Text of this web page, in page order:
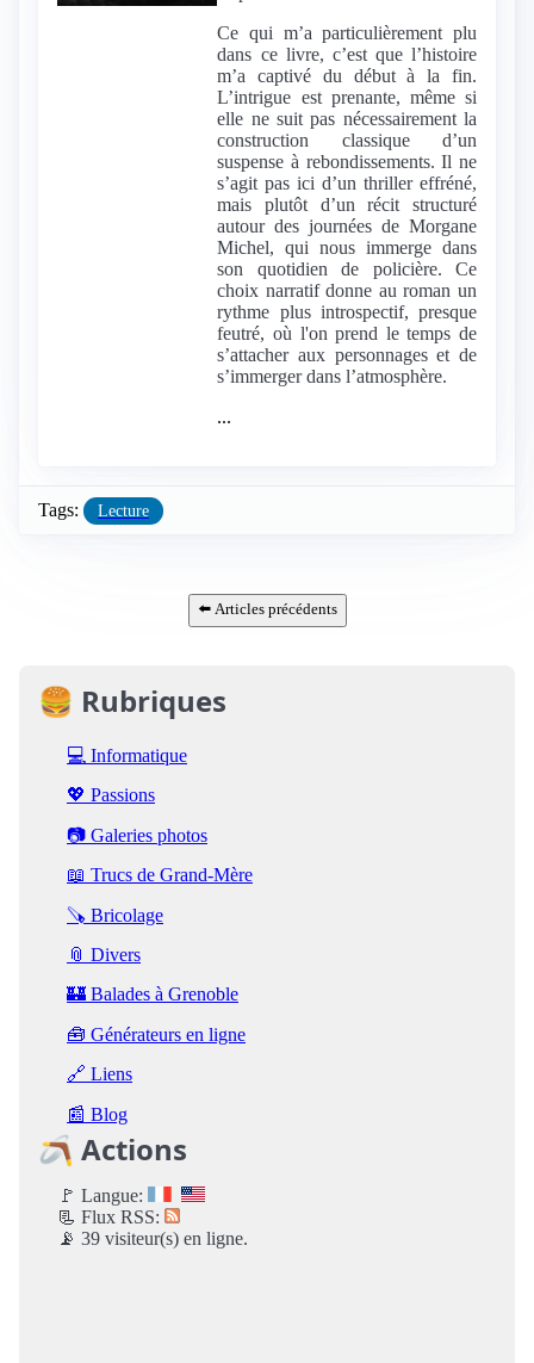
Ce qui m’a particulièrement plu
dans ce livre, c’est que l’histoire
m’a captivé du début à la fin.
L’intrigue est prenante, même si
elle ne suit pas nécessairement la
construction classique d’un
suspense à rebondissements. Il ne
s’agit pas ici d’un thriller effréné,
mais plutôt d’un récit structuré
autour des journées de Morgane
Michel, qui nous immerge dans
son quotidien de policière. Ce
choix narratif donne au roman un
rythme plus introspectif, presque
feutré, où l'on prend le temps de
s’attacher aux personnages et de
s’immerger dans l’atmosphère.
...
Tags: Lecture
⬅️ Articles précédents
🍔 Rubriques
💻 Informatique
💖 Passions
📷 Galeries photos
📖 Trucs de Grand-Mère
🪚 Bricolage
📎 Divers
🏰 Balades à Grenoble
🧰 Générateurs en ligne
🔗 Liens
📰 Blog
🪃 Actions
🚩 Langue:
📃 Flux RSS:
📡 39 visiteur(s) en ligne.